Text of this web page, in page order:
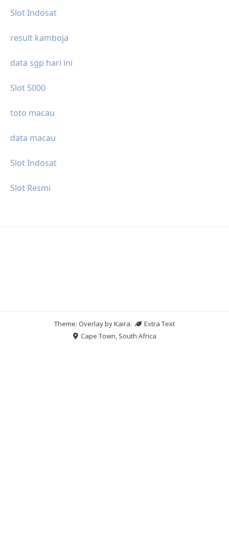
Slot Indosat
result kamboja
data sgp hari ini
Slot 5000
toto macau
data macau
Slot Indosat
Slot Resmi
Theme: Overlay byKaira.
Extra Text
Cape Town, South Africa